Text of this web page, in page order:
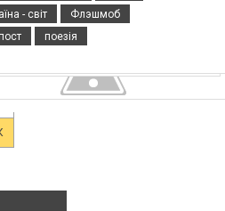
- світ
Флэшмоб
поезія